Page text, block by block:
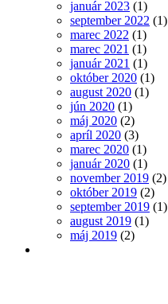
január 2023 (1)
september 2022 (1)
marec 2022 (1)
marec 2021 (1)
január 2021 (1)
október 2020 (1)
august 2020 (1)
jún 2020 (1)
máj 2020 (2)
apríl 2020 (3)
marec 2020 (1)
január 2020 (1)
november 2019 (2)
október 2019 (2)
september 2019 (1)
august 2019 (1)
máj 2019 (2)